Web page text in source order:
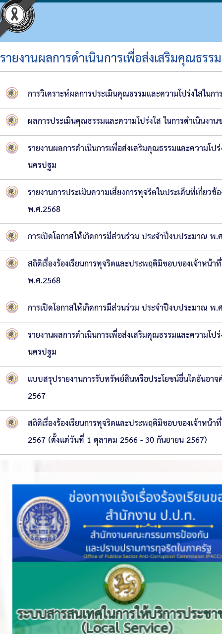
ข้อมูลพื้นฐาน
วิสัยทัศน์
อำนาจหน้าที่
โครงสร้างผู้บริหาร
โครงสร้างฝ่ายการเมือง
โครงสร้างส่วนราชการ
โครงสร้างโรงพยาบาลส่งเสริมสุขภาพตำบลใน
โครงสร้างการบริหารงาน
แผนพัฒนาท้องถิ่น
แผนดำเนินงาน
ผลการดำเนินงาน
รายงานติดตามผลการดำเนินการประจำปี รอบ
รายงานติดตามผลการดำเนินการประจำปี
เงินสะสม
ความก้าวหน้าในการดำเนินงานตามแผนการด
รายงานความก้าวหน้าการจัดซื้อจัดจ้างหรือกา
สรุปผลการจัดซื้อจัดจ้างหรือการจัดหาพัสดุราย
รายงานผลการจัดซื้อจัดจ้างหรือการจัดหาพัสดุ
แผนการบริหารและพัฒนาบุคคล
รายงานผลการบริหารและพัฒนาทรัพยากรบุค
หลักเกณฑ์การบริหารทรัพยากรบุคคล
ข่าวประชาสัมพันธ์
ประชาสัมพันธ์สภา
มติที่ประชุมสภา
รายงานการประชุมสภา
ประกาศจัดซื้อจัดจ้าง
สรุปผลการจัดซื้อจัดจ้าง
หนังสือราชการ
ข่าวประชาสัมพันธ์เพื่อเสริมสร้างคุณธรรมและ
สถิติข้อมูลการให้บริการประชาชน
แนวทางปฏิบัติเรื่องร้องเรียน
ประกาศเจตนารมณ์ นโยบาย No Gift Policy
แผนปฏิบัติการป้องกันการทุจริต
มาตรการส่งเสริมคุณธรรมและความโปร่งใสภ
รายงานผลการดำเนินการเพื่อส่งเสริมคุณธรร
รายงานผลการดำเนินการป้องกันการทุจริต
รายงานผลการดำเนินการเพื่อส่งเสริมคุณธร
การวิเคราะห์ผลการประเมินคุณธรรมและความโปร่งใสใ
ผลการประเมินคุณธรรมและความโปร่งใส ในการดำเนินง
รายงานผลการดำเนินการเพื่อส่งเสริมคุณธรรมและความโ
นครปฐม
รายงานการประเมินความเสี่ยงการทุจริตในประเด็นที่เกี่
พ.ศ.2568
การเปิดโอกาสให้เกิดการมีส่วนร่วม ประจำปีงบประมาณ พ.
สถิติเรื่องร้องเรียนการทุจริตและประพฤติมิชอบของเจ้าห
พ.ศ.2568
การเปิดโอกาสให้เกิดการมีส่วนร่วม ประจำปีงบประมาณ พ.
รายงานผลการดำเนินการเพื่อส่งเสริมคุณธรรมและความโ
นครปฐม
แบบสรุปรายงานการรับทรัพย์สินหรือประโยชน์อื่นใดอันอ
2567
สถิติเรื่องร้องเรียนการทุจริตและประพฤติมิชอบของเจ้าห
2567 (ตั้งแต่วันที่ 1 ตุลาคม 2566 - 30 กันยายน 2567)